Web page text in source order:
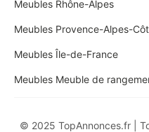
Meubles Rhône-Alpes
Meubles Provence-Alpes-
Meubles Île-de-France
Meubles Meuble de
© 2025 TopAnnonces.fr |